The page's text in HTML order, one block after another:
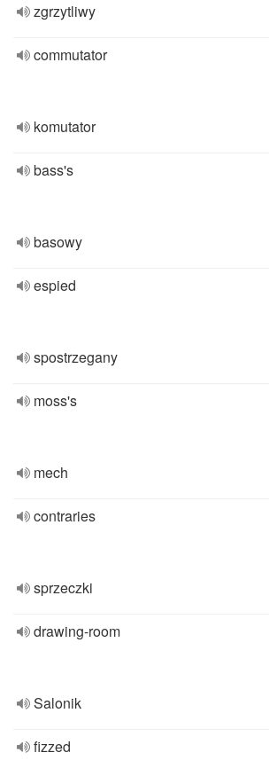
zgrzytliwy
commutator
komutator
bass's
basowy
espied
spostrzegany
moss's
mech
contraries
sprzeczki
drawing-room
Salonik
fizzed